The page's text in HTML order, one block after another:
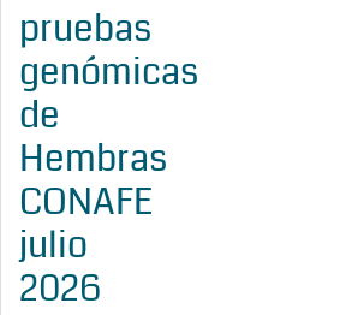
pruebas
genómicas
de
Hembras
CONAFE
julio
2026